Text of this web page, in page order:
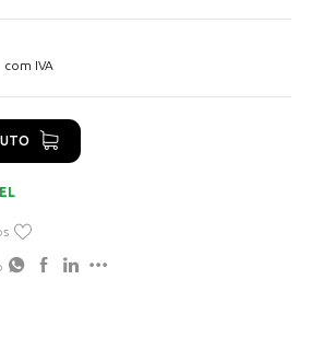
com IVA